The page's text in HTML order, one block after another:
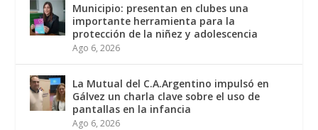
Municipio: presentan en clubes una
importante herramienta para la
protección de la niñez y adolescencia
Ago 6, 2026
La Mutual del C.A.Argentino impulsó en
Gálvez un charla clave sobre el uso de
pantallas en la infancia
Ago 6, 2026